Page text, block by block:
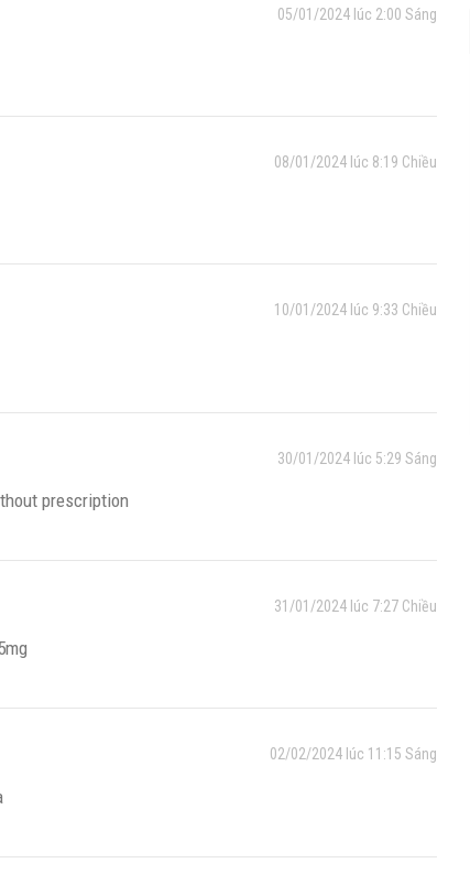
05/01/2024 lúc 2:00 Sáng
08/01/2024 lúc 8:19 Chiều
10/01/2024 lúc 9:33 Chiều
30/01/2024 lúc 5:29 Sáng
prescription
31/01/2024 lúc 7:27 Chiều
02/02/2024 lúc 11:15 Sáng